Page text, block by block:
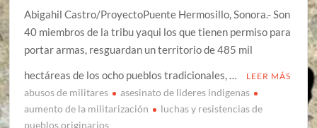
Abigahil Castro/ProyectoPuente Hermosillo, Sonora.- Son
40 miembros de la tribu yaqui los que tienen permiso para
portar armas, resguardan un territorio de 485 mil
hectáreas de los ocho pueblos tradicionales, …
LEER MÁS
abusos de militares
asesinato de lideres indigenas
aumento de la militarización
luchas y resistencias de
pueblos originarios